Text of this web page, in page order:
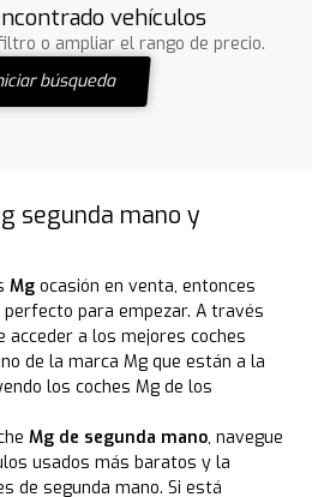
vehículos
o ampliar el rango de precio.
búsqueda
segunda mano y
Mg ocasión en venta, entonces
para empezar. A través
acceder a los mejores coches
de la marca Mg que están a la
los coches Mg de los
Mg de segunda mano, navegue
usados más baratos y la
de segunda mano. Si está